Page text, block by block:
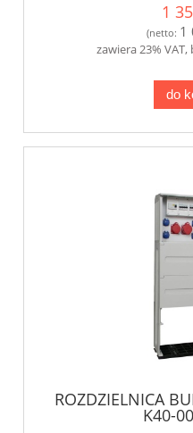
1
(netto: 1
zawiera 23%
do
ROZDZIELNICA
K40-